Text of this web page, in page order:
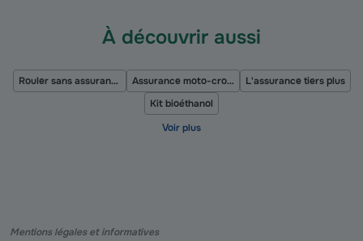
À découvrir aussi
Rouler sans assurance Assurance moto-cross
L'assurance tiers plus
Kit bioéthanol
Mentions légales et informatives